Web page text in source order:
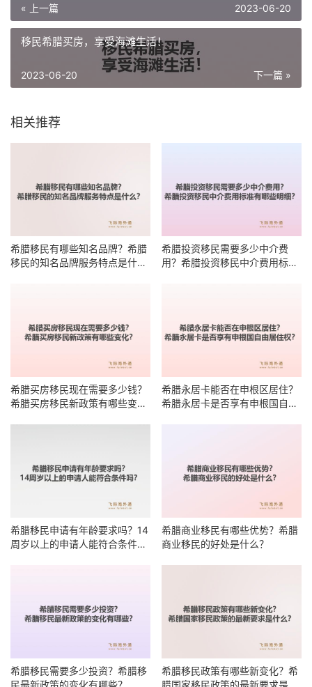
« 上一篇 2023-06-20
移民希腊买房，享受海滩生活！
下一篇 »
2023-06-20
相关推荐
希腊移民有哪些知名品牌？希腊
移民的知名品牌服务特点是什
希腊投资移民需要多少中介费
用？希腊投资移民中介费用标准
希腊买房移民现在需要多少钱？
希腊买房移民新政策有哪些变
希腊永居卡能否在申根区居住？
希腊永居卡是否享有申根国自由
希腊移民申请有年龄要求吗？14
周岁以上的申请人能符合条件
希腊商业移民有哪些优势？希腊
商业移民的好处是什么？
希腊移民需要多少投资？希腊移
希腊移民政策有哪些新变化？希